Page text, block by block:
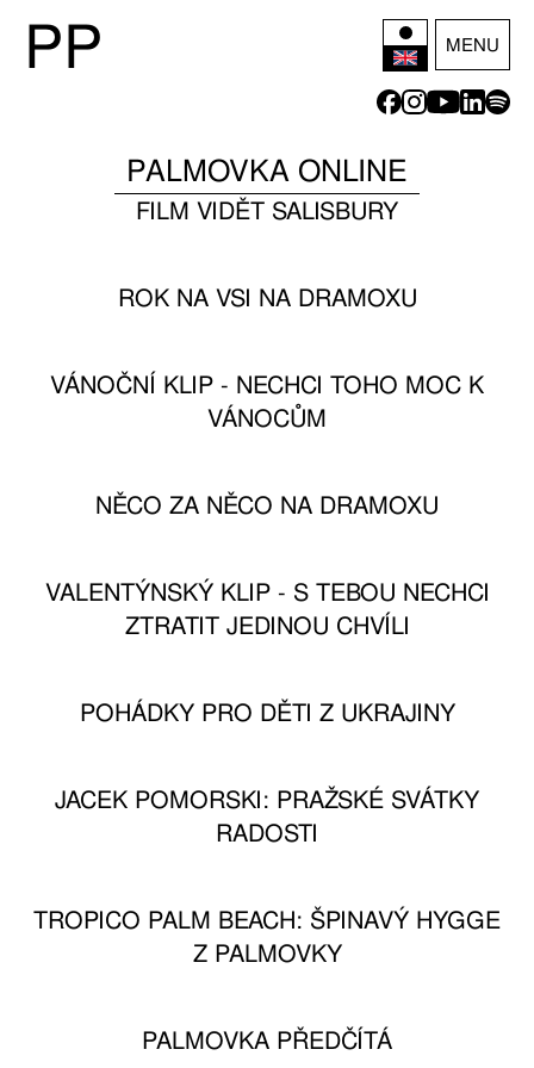
PP MENU
PALMOVKA ONLINE
FILM VIDĚT SALISBURY
ROK NA VSI NA DRAMOXU
VÁNOČNÍ KLIP - NECHCI TOHO MOC K
VÁNOCŮM
NĚCO ZA NĚCO NA DRAMOXU
VALENTÝNSKÝ KLIP - S TEBOU NECHCI
ZTRATIT JEDINOU CHVÍLI
POHÁDKY PRO DĚTI Z UKRAJINY
JACEK POMORSKI: PRAŽSKÉ SVÁTKY
RADOSTI
TROPICO PALM BEACH: ŠPINAVÝ HYGGE
Z PALMOVKY
PALMOVKA PŘEDČÍTÁ